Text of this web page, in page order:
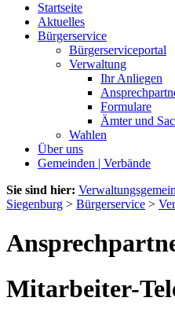
Startseite
Aktuelles
Bürgerservice
Bürgerserviceportal
Verwaltung
Ihr Anliegen
Formulare
Ämter und
Wahlen
Über uns
Gemeinden | Verbände
Sie sind hier:
Siegenburg > Bürgerservice >
Mitarbeiter-